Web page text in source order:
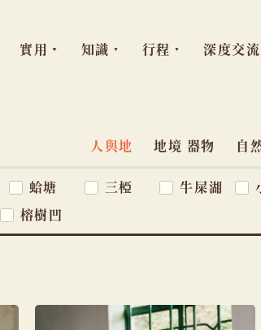
要
內
容
實用 知識 行程 深度交流
主
題
人與地 地境 器物 自
蛤塘 三椏 牛屎湖
榕樹凹